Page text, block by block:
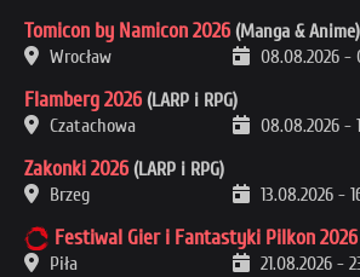
Tomicon by Namicon 2026 (Manga & Anime)
Wrocław
08.08.2026 -
Flamberg 2026 (LARP i RPG)
Czatachowa
08.08.2026 -
Zakonki 2026 (LARP i RPG)
Brzeg
13.08.2026 -
Festiwal Gier i Fantastyki Pilkon 2026
Piła
21.08.2026 -